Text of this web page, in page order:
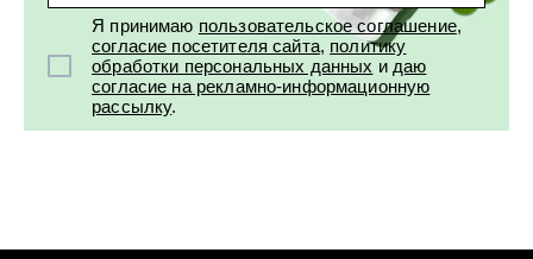
Я принимаю пользовательское соглашение,
согласие посетителя сайта, политику
обработки персональных данных и даю
согласие на рекламно-информационную
рассылку.